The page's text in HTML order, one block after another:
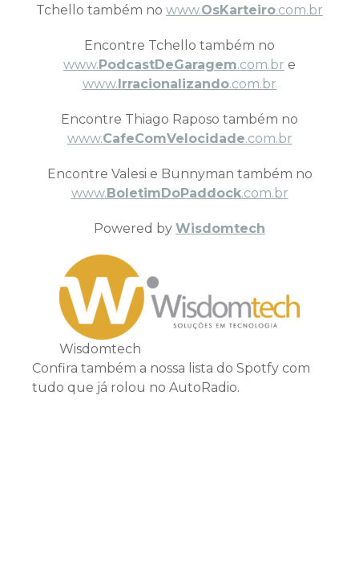
Tchello também no www.OsKarteiro.com.br
Encontre Tchello também no
www. PodcastDeGaragem.com.br e
www. Irracionalizando.com.br
Encontre Thiago Raposo também no
www.CafeComVelocidade.com.br
Encontre Valesi e Bunnyman também no
www. BoletimDoPaddock.com.br
Powered by Wisdomtech
Wisdomtech
Confira também a nossa lista do Spotfy com
tudo que já rolou no AutoRadio.